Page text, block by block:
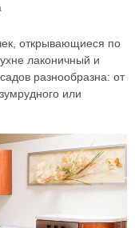
открывающиеся по
лаконичный и
разнообразна: от
или